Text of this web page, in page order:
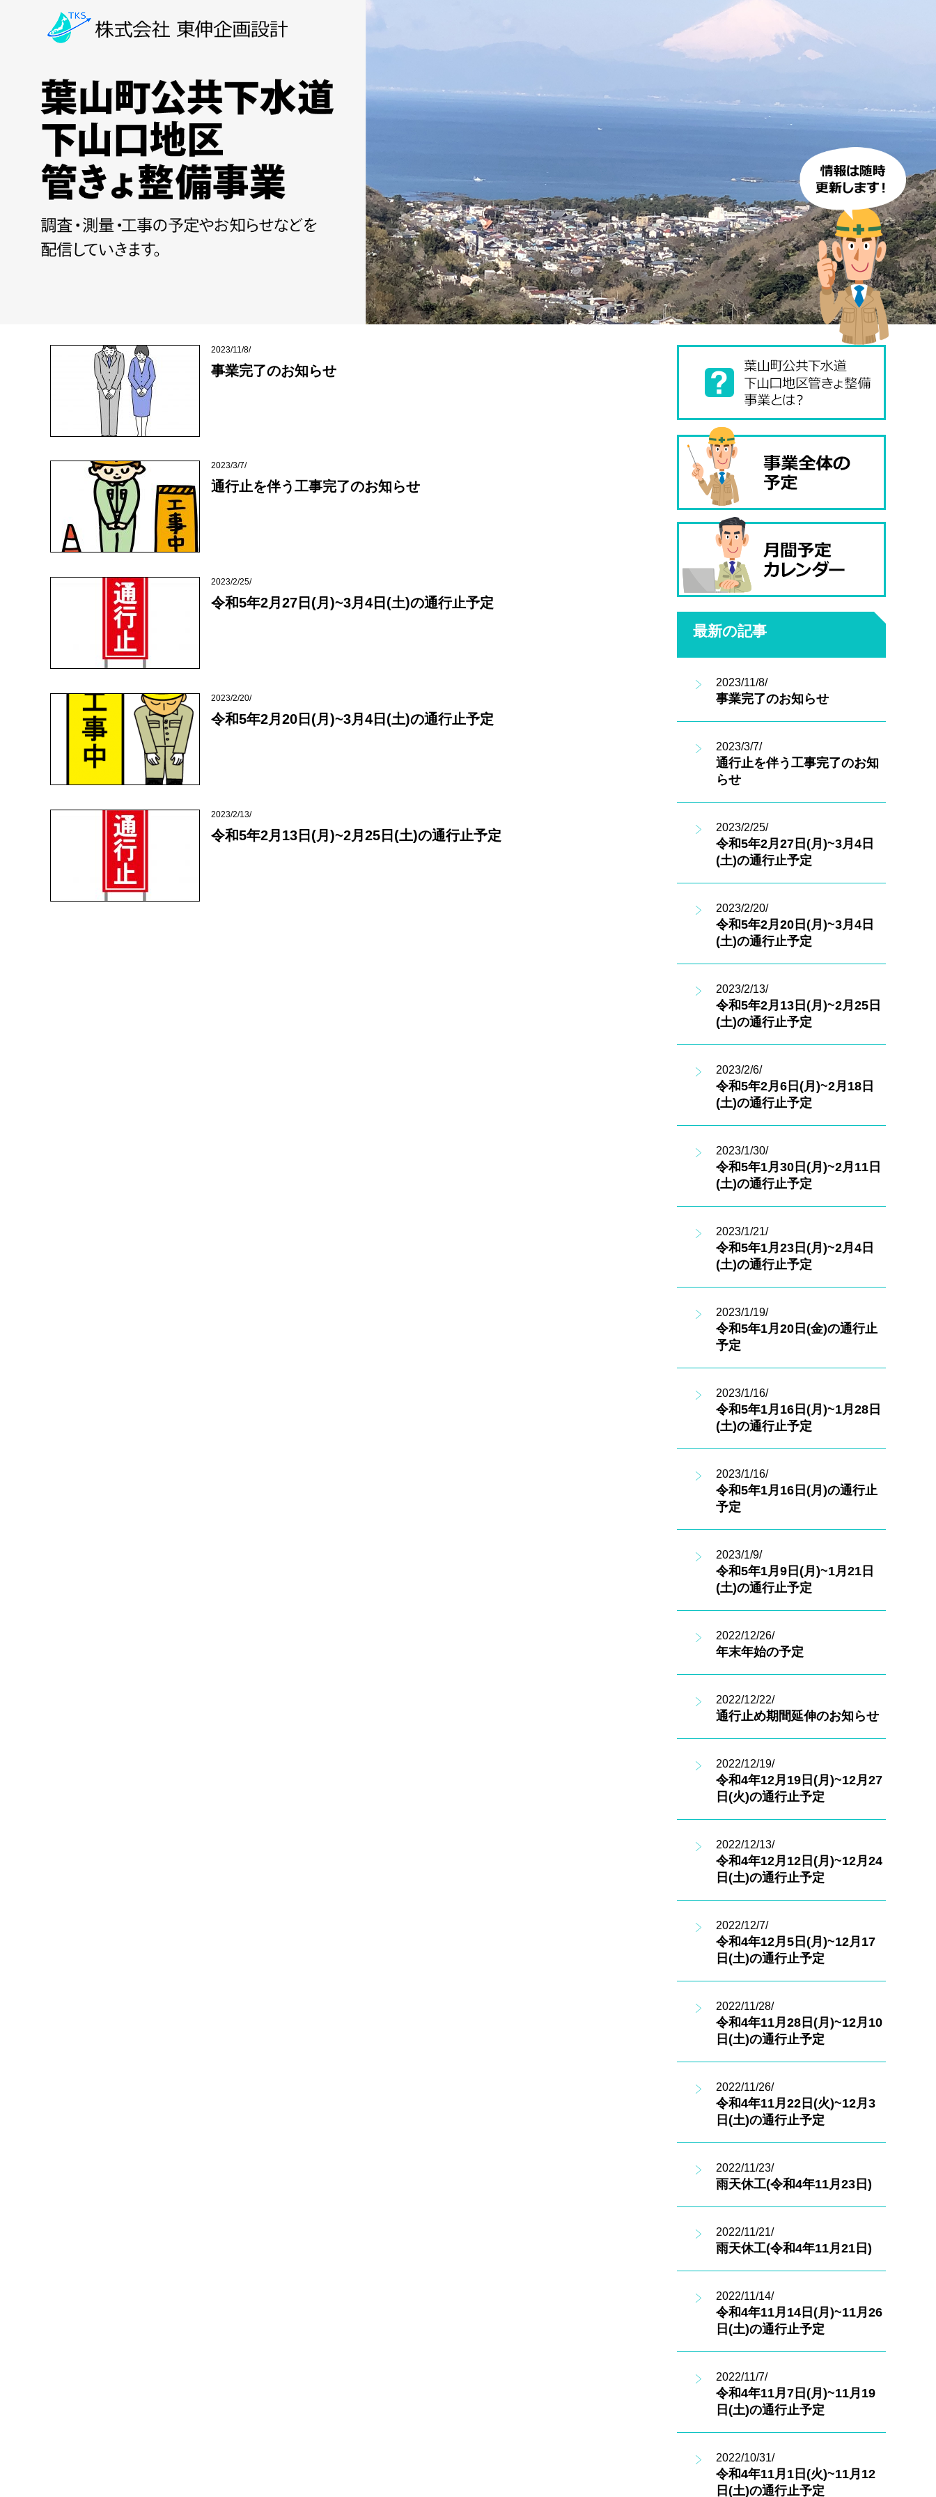
2023/11/8/
事業完了のお知らせ
2023/3/7/
通行止を伴う工事完了のお知らせ
2023/2/25/
令和5年2月27日(月)~3月4日(土)の通行止予定
2023/2/20/
令和5年2月20日(月)~3月4日(土)の通行止予定
2023/2/13/
令和5年2月13日(月)~2月25日(土)の通行止予定
最新の記事
2023/11/8/
事業完了のお知らせ
2023/3/7/
通行止を伴う工事完了のお知
らせ
2023/2/25/
令和5年2月27日(月)~3月4日
(土)の通行止予定
2023/2/20/
令和5年2月20日(月)~3月4日
(土)の通行止予定
2023/2/13/
令和5年2月13日(月)~2月25日
(土)の通行止予定
2023/2/6/
令和5年2月6日(月)~2月18日
(土)の通行止予定
2023/1/30/
令和5年1月30日(月)~2月11日
(土)の通行止予定
2023/1/21/
令和5年1月23日(月)~2月4日
(土)の通行止予定
2023/1/19/
令和5年1月20日(金)の通行止
予定
2023/1/16/
令和5年1月16日(月)~1月28日
(土)の通行止予定
2023/1/16/
令和5年1月16日(月)の通行止
予定
2023/1/9/
令和5年1月9日(月)~1月21日
(土)の通行止予定
2022/12/26/
年末年始の予定
2022/12/22/
通行止め期間延伸のお知らせ
2022/12/19/
令和4年12月19日(月)~12月27
日(火)の通行止予定
2022/12/13/
令和4年12月12日(月)~12月24
日(土)の通行止予定
2022/12/7/
令和4年12月5日(月)~12月17
日(土)の通行止予定
2022/11/28/
令和4年11月28日(月)~12月10
日(土)の通行止予定
2022/11/26/
令和4年11月22日(火)~12月3
日(土)の通行止予定
2022/11/23/
雨天休工(令和4年11月23日)
2022/11/21/
雨天休工(令和4年11月21日)
2022/11/14/
令和4年11月14日(月)~11月26
日(土)の通行止予定
2022/11/7/
令和4年11月7日(月)~11月19
日(土)の通行止予定
2022/10/31/
令和4年11月1日(火)~11月12
日(土)の通行止予定